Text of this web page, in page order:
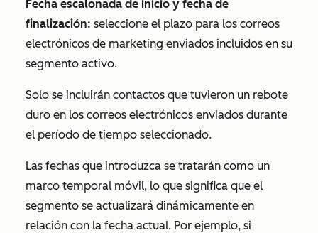
Fecha escalonada de inicio y fecha de
finalización: seleccione el plazo para los correos
electrónicos de marketing enviados incluidos en su
segmento activo.
Solo se incluirán contactos que tuvieron un rebote
duro en los correos electrónicos enviados durante
el período de tiempo seleccionado.
Las fechas que introduzca se tratarán como un
marco temporal móvil, lo que significa que el
segmento se actualizará dinámicamente en
relación con la fecha actual. Por ejemplo, si